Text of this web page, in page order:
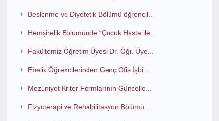
Beslenme ve Diyetetik Bölümü öğrencil...
Hemşirelik Bölümünde “Çocuk Hasta ile...
Fakültemiz Öğretim Üyesi Dr. Öğr. Üye...
Ebelik Öğrencilerinden Genç Ofis İşbi...
Mezuniyet Kriter Formlarının Güncelle...
Fizyoterapi ve Rehabilitasyon Bölümü ...